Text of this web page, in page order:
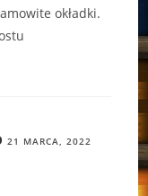
okładki.
21 MARCA, 2022